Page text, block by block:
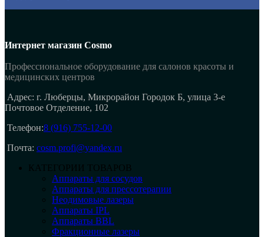
Интернет магазин Cosmo
Профессиональное оборудование для салонов красоты и
медицинских центров
Адрес: г. Люберцы, Микрорайон Городок Б, улица 3-е
Почтовое Отделение, 102
Телефон:8 (916) 755-12-00
Почта: cosm.profi@yandex.ru
КАТЕГОРИИ ТОВАРОВ
Аппараты для сосудов
Аппараты для прессотерапии
Неодимовые лазеры
Аппараты IPL
Аппараты BBL
Фракционные лазеры